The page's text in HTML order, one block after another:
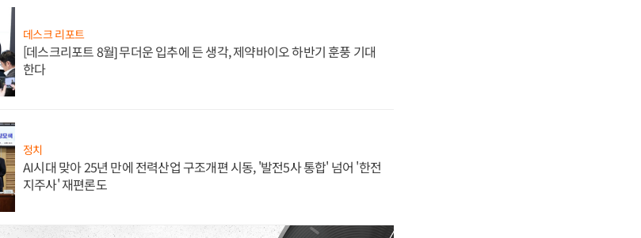
데스크 리포트
[데스크리포트 8월] 무더운 입추에 든 생각, 제약바이오 하반기 훈풍 기대
한다
정치
AI시대 맞아 25년 만에 전력산업 구조개편 시동, '발전5사 통합' 넘어 '한전
지주사' 재편론도